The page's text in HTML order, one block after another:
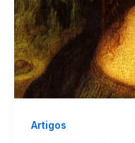
Artigos